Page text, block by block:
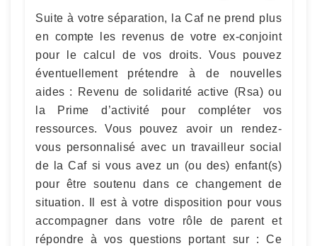
Suite à votre séparation, la Caf ne prend plus
en compte les revenus de votre ex-conjoint
pour le calcul de vos droits. Vous pouvez
éventuellement prétendre à de nouvelles
aides : Revenu de solidarité active (Rsa) ou
la Prime d’activité pour compléter vos
ressources. Vous pouvez avoir un rendez-
vous personnalisé avec un travailleur social
de la Caf si vous avez un (ou des) enfant(s)
pour être soutenu dans ce changement de
situation. Il est à votre disposition pour vous
accompagner dans votre rôle de parent et
répondre à vos questions portant sur : Ce